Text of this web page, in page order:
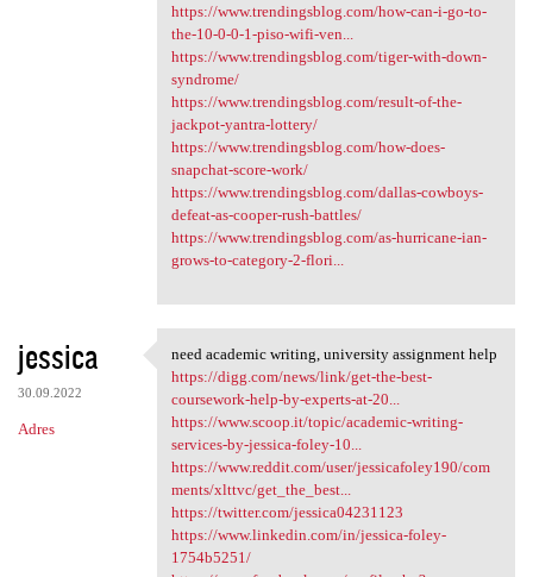
https://www.trendingsblog.com/how-can-i-go-to-
the-10-0-0-1-piso-wifi-ven...
https://www.trendingsblog.com/tiger-with-down-
syndrome/
https://www.trendingsblog.com/result-of-the-
jackpot-yantra-lottery/
https://www.trendingsblog.com/how-does-
snapchat-score-work/
https://www.trendingsblog.com/dallas-cowboys-
defeat-as-cooper-rush-battles/
https://www.trendingsblog.com/as-hurricane-ian-
grows-to-category-2-flori...
jessica
30.09.2022
Adres
need academic writing,
need academic writing, university assignment help
https://digg.com/news/link/get-the-best-
coursework-help-by-experts-at-20...
https://www.scoop.it/topic/academic-writing-
services-by-jessica-foley-10...
https://www.reddit.com/user/jessicafoley190/com
ments/xlttvc/get_the_best...
https://twitter.com/jessica04231123
https://www.linkedin.com/in/jessica-foley-
1754b5251/